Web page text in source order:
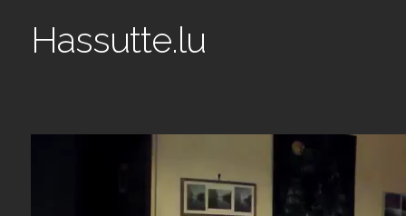
Hassutte.lu